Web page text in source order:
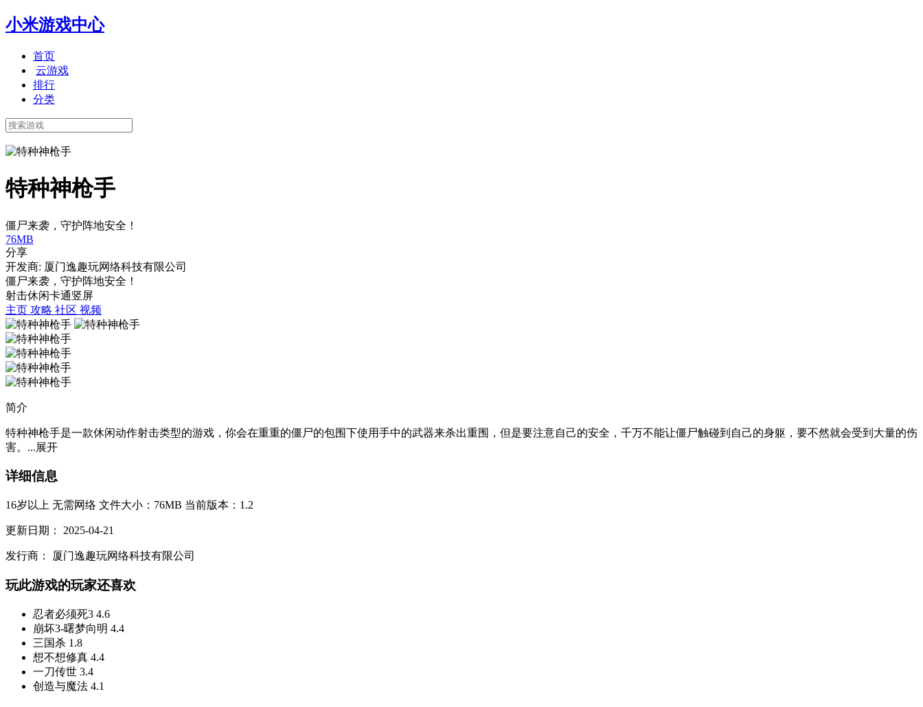
小米游戏中心
首页
云游戏
排行
分类
特种神枪手
僵尸来袭，守护阵地安全！
76MB
分享
开发商: 厦门逸趣玩网络科技有限公司
僵尸来袭，守护阵地安全！
射击休闲卡通竖屏
主页 攻略 社区 视频
简介
特种神枪手是一款休闲动作射击类型的游戏，你会在重重的僵尸的包围下使用手中的武器来杀出重围，但是要注意自己的安全，千万不能让僵尸触碰到自己的身躯，要不然就会受到大量的伤
害。...展开
详细信息
16岁以上 无需网络 文件大小：76MB 当前版本：1.2
更新日期： 2025-04-21
发行商： 厦门逸趣玩网络科技有限公司
玩此游戏的玩家还喜欢
忍者必须死3 4.6
崩坏3-曙梦向明 4.4
三国杀 1.8
想不想修真 4.4
一刀传世 3.4
创造与魔法 4.1